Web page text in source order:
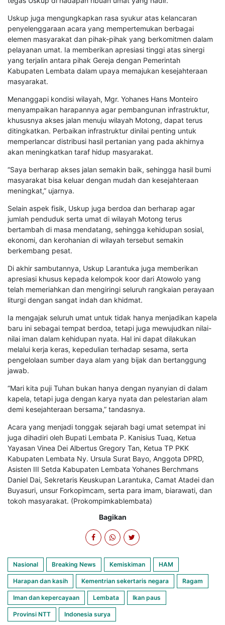
Uskup juga mengungkapkan rasa syukur atas kelancaran
penyelenggaraan acara yang mempertemukan berbagai
elemen masyarakat dan pihak-pihak yang berkomitmen dalam
pelayanan umat. Ia memberikan apresiasi tinggi atas sinergi
yang terjalin antara pihak Gereja dengan Pemerintah
Kabupaten Lembata dalam upaya memajukan kesejahteraan
masyarakat.
Menanggapi kondisi wilayah, Mgr. Yohanes Hans Monteiro
menyampaikan harapannya agar pembangunan infrastruktur,
khususnya akses jalan menuju wilayah Motong, dapat terus
ditingkatkan. Perbaikan infrastruktur dinilai penting untuk
memperlancar distribusi hasil pertanian yang pada akhirnya
akan meningkatkan taraf hidup masyarakat.
“Saya berharap akses jalan semakin baik, sehingga hasil bumi
masyarakat bisa keluar dengan mudah dan kesejahteraan
meningkat,” ujarnya.
Selain aspek fisik, Uskup juga berdoa dan berharap agar
jumlah penduduk serta umat di wilayah Motong terus
bertambah di masa mendatang, sehingga kehidupan sosial,
ekonomi, dan kerohanian di wilayah tersebut semakin
berkembang pesat.
Di akhir sambutannya, Uskup Larantuka juga memberikan
apresiasi khusus kepada kelompok koor dari Atowolo yang
telah memeriahkan dan mengiringi seluruh rangkaian perayaan
liturgi dengan sangat indah dan khidmat.
Ia mengajak seluruh umat untuk tidak hanya menjadikan kapela
baru ini sebagai tempat berdoa, tetapi juga mewujudkan nilai-
nilai iman dalam kehidupan nyata. Hal ini dapat dilakukan
melalui kerja keras, kepedulian terhadap sesama, serta
pengelolaan sumber daya alam yang bijak dan bertanggung
jawab.
“Mari kita puji Tuhan bukan hanya dengan nyanyian di dalam
kapela, tetapi juga dengan karya nyata dan pelestarian alam
demi kesejahteraan bersama,” tandasnya.
Acara yang menjadi tonggak sejarah bagi umat setempat ini
juga dihadiri oleh Bupati Lembata P. Kanisius Tuaq, Ketua
Yayasan Vinea Dei Albertus Gregory Tan, Ketua TP PKK
Kabupaten Lembata Ny. Ursula Surat Bayo, Anggota DPRD,
Asisten III Setda Kabupaten Lembata Yohanes Berchmans
Daniel Dai, Sekretaris Keuskupan Larantuka, Camat Atadei dan
Buyasuri, unsur Forkopimcam, serta para imam, biarawati, dan
tokoh masyarakat. (Prokompimkablembata)
Bagikan
Nasional Breaking News Kemiskiman HAM
Harapan dan kasih Kementrian sekertaris negara Ragam
Iman dan kepercayaan Lembata Ikan paus
Provinsi NTT Indonesia surya